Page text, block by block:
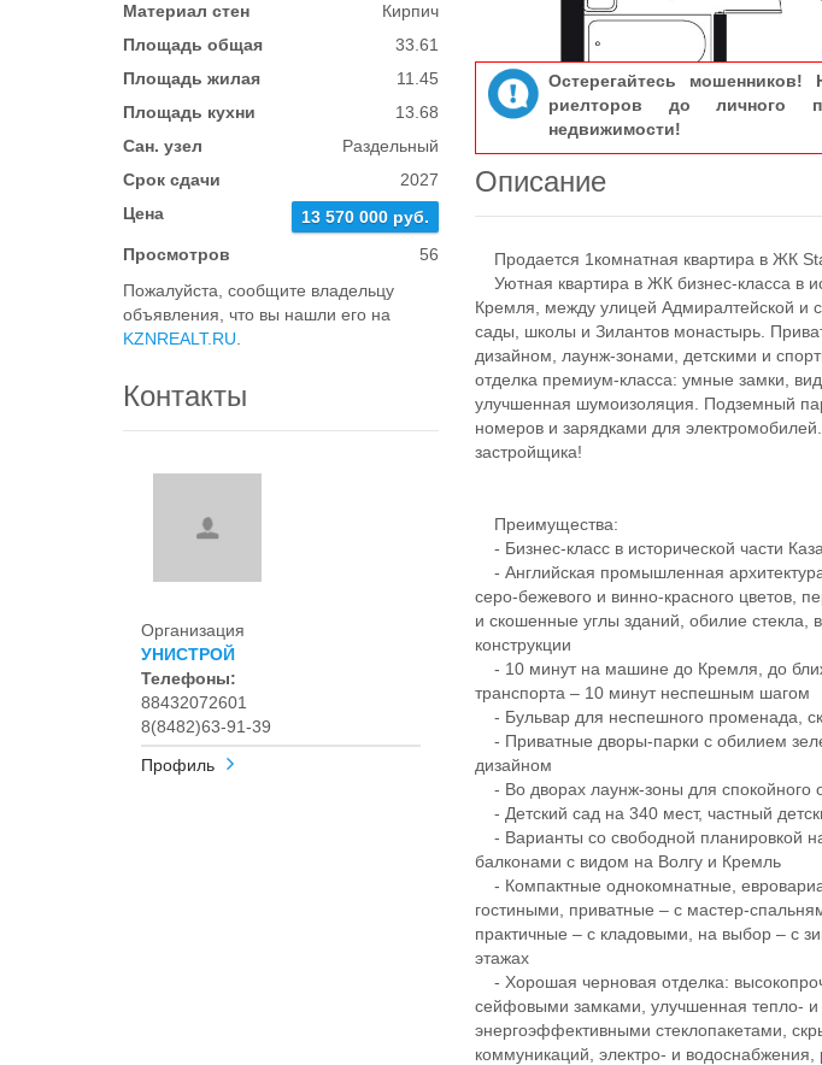
Материал стен
Кирпич
Площадь общая
33.61
Площадь жилая
11.45
Площадь кухни
13.68
Сан. узел
Раздельный
Срок сдачи
2027
Цена
13 570 000 руб.
Просмотров
56
Пожалуйста, сообщите владельцу
объявления, что вы нашли его на
KZNREALT.RU
Контакты
Организация
УНИСТРОЙ
Телефоны:
88432072601
8(8482)63-91-39
Профиль
Остерегайтесь мошенников!
риелторов до личного
недвижимости!
Описание
Продается 1комнатная квартира в ЖК
Уютная квартира в ЖК бизнес-класса в
Кремля, между улицей Адмиралтейской и
сады, школы и Зилантов монастырь.
дизайном, лаунж-зонами, детскими и
отделка премиум-класса: умные замки,
улучшенная шумоизоляция. Подземный
номеров и зарядками для
застройщика!
Преимущества:
- Бизнес-класс в исторической части
- Английская промышленная
серо-бежевого и винно-красного цветов,
и скошенные углы зданий, обилие стекла,
конструкции
- 10 минут на машине до Кремля, до
транспорта – 10 минут неспешным шагом
- Бульвар для неспешного променада,
- Приватные дворы-парки с обилием
дизайном
- Во дворах лаунж-зоны для спокойного
- Детский сад на 340 мест, частный
- Варианты со свободной планировкой
балконами с видом на Волгу и Кремль
- Компактные однокомнатные,
гостиными, приватные – с мастер-
практичные – с кладовыми, на выбор – с
этажах
- Хорошая черновая отделка:
сейфовыми замками, улучшенная тепло-
энергоэффективными стеклопакетами,
коммуникаций, электро- и